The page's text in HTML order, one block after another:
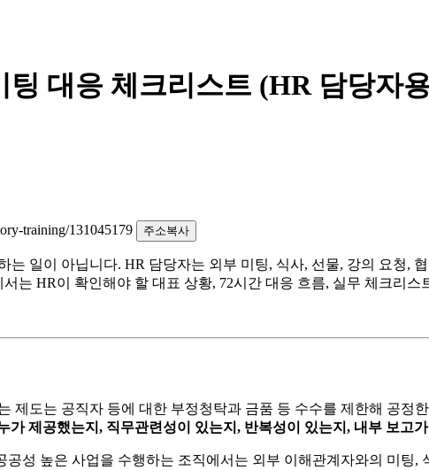
팅 대응 체크리스트 (HR 담당자
training/131045179
주소복사
는 일이 아닙니다. HR 담당자는 외부 미팅, 식사, 선물, 강의 요청,
는 HR이 확인해야 할 대표 상황, 72시간 대응 흐름, 실무 체크리스
제도는 공직자 등에 대한 부정청탁과 금품 등 수수를 제한해 공정
가 제공했는지, 직무관련성이 있는지, 반복성이 있는지, 내부 보고
공성 높은 사업을 수행하는 조직에서는 외부 이해관계자와의 미팅